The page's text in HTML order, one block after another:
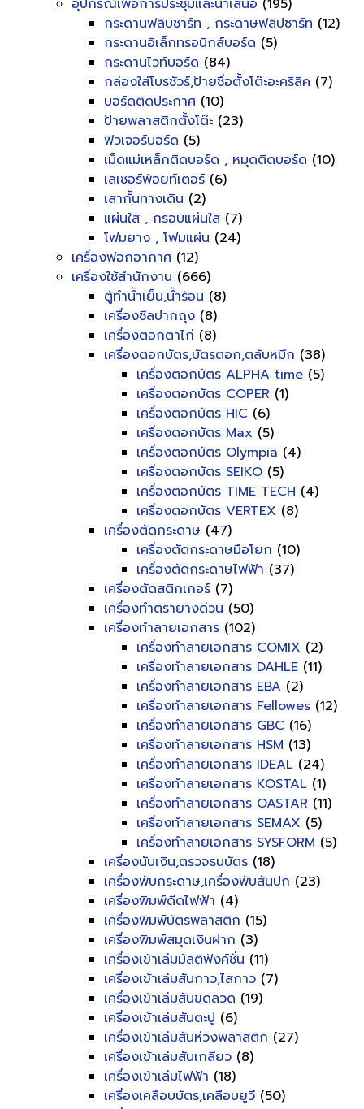
อุปกรณ์เพื่อการประชุมและนำเสนอ (195)
กระดานฟลิบชาร์ท , กระดาษฟลิปชาร์ท (12)
กระดานอิเล็กทรอนิกส์บอร์ด (5)
กระดานไวท์บอร์ด (84)
กล่องใส่โบรชัวร์,ป้ายชื่อตั้งโต๊ะอะคริลิค (7)
บอร์ดติดประกาศ (10)
ป้ายพลาสติกตั้งโต๊ะ (23)
ฟิวเจอร์บอร์ด (5)
เม็ดแม่เหล็กติดบอร์ด , หมุดติดบอร์ด (10)
เลเซอร์พ้อยท์เตอร์ (6)
เสากั้นทางเดิน (2)
แผ่นใส , กรอบแผ่นใส (7)
โฟมยาง , โฟมแผ่น (24)
เครื่องฟอกอากาศ (12)
เครื่องใช้สำนักงาน (666)
ตู้ทำน้ำเย็น,น้ำร้อน (8)
เครื่องซีลปากถุง (8)
เครื่องตอกตาไก่ (8)
เครื่องตอกบัตร,บัตรตอก,ตลับหมึก (38)
เครื่องตอกบัตร ALPHA time (5)
เครื่องตอกบัตร COPER (1)
เครื่องตอกบัตร HIC (6)
เครื่องตอกบัตร Max (5)
เครื่องตอกบัตร Olympia (4)
เครื่องตอกบัตร SEIKO (5)
เครื่องตอกบัตร TIME TECH (4)
เครื่องตอกบัตร VERTEX (8)
เครื่องตัดกระดาษ (47)
เครื่องตัดกระดาษมือโยก (10)
เครื่องตัดกระดาษไฟฟ้า (37)
เครื่องตัดสติกเกอร์ (7)
เครื่องทำตรายางด่วน (50)
เครื่องทำลายเอกสาร (102)
เครื่องทำลายเอกสาร COMIX (2)
เครื่องทำลายเอกสาร DAHLE (11)
เครื่องทำลายเอกสาร EBA (2)
เครื่องทำลายเอกสาร Fellowes (12)
เครื่องทำลายเอกสาร GBC (16)
เครื่องทำลายเอกสาร HSM (13)
เครื่องทำลายเอกสาร IDEAL (24)
เครื่องทำลายเอกสาร KOSTAL (1)
เครื่องทำลายเอกสาร OASTAR (11)
เครื่องทำลายเอกสาร SEMAX (5)
เครื่องทำลายเอกสาร SYSFORM (5)
เครื่องนับเงิน,ตรวจธนบัตร (18)
เครื่องพับกระดาษ,เครื่องพับสันปก (23)
เครื่องพิมพ์ดีดไฟฟ้า (4)
เครื่องพิมพ์บัตรพลาสติก (15)
เครื่องพิมพ์สมุดเงินฝาก (3)
เครื่องเข้าเล่มมัลติฟังค์ชั่น (11)
เครื่องเข้าเล่มสันกาว,ไสกาว (7)
เครื่องเข้าเล่มสันขดลวด (19)
เครื่องเข้าเล่มสันตะปู (6)
เครื่องเข้าเล่มสันห่วงพลาสติก (27)
เครื่องเข้าเล่มสันเกลียว (8)
เครื่องเข้าเล่มไฟฟ้า (18)
เครื่องเคลือบบัตร,เคลือบยูวี (50)